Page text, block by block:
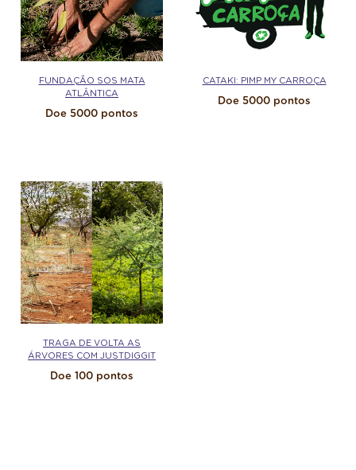
FUNDAÇÃO SOS MATA
ATLÂNTICA
Doe 5000 pontos
CATAKI: PIMP MY CARROÇA
Doe 5000 pontos
TRAGA DE VOLTA AS
ÁRVORES COM JUSTDIGGIT
Doe 100 pontos